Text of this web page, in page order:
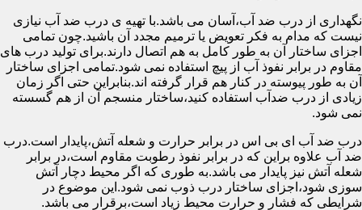
نگهداری از درب ضد آب،آسان می باشد.با تهیه ی درب ضد آب نیازی
نیست که مدام به فکر تعویض یا ترمیم مجدد آن باشید.چون تمامی
اجزای ساختار آن به طور کامل به هم اتصال دارند.برای تولید درب های
مقاوم در برابر نفوذ آب از پیچ استفاده نمی شود.تمامی اجزای ساختار
آن به طور پیوسته در کنار هم قرار گرفته اند.بنابراین حتی اگر زمان
زیادی از درب ضدآب استفاده کنید،ساختار منسجم آن از هم گسسته
نمی شود.
درب ضد آب ای بی اس در برابر حرارت و شعله آتش،پایدار است.درب
ضد آب علاوه براین که در برابر نفوذ رطوبت مقاوم است،در برابر
شعله آتش نیز پایدار می باشد.به طوری که اگر محیط دچار آتش
سوزی شود،اجزای ساختار درب ذوب نمی شود.این موضوع در
شرایطی که فشار و حرارت محیط زیاد است،برقرار می باشد.